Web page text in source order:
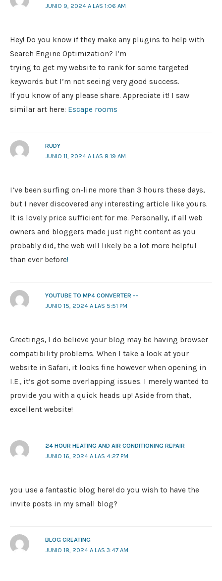
JUNIO 9, 2024 A LAS 1:06 AM
Hey! Do you know if they make any plugins to help with
Search Engine Optimization? I’m
trying to get my website to rank for some targeted
keywords but I’m not seeing very good success.
If you know of any please share. Appreciate it! I saw
similar art here: Escape rooms
RUDY
JUNIO 11, 2024 A LAS 8:19 AM
I’ve been surfing on-line more than 3 hours these days,
but I never discovered any interesting article like yours.
It is lovely price sufficient for me. Personally, if all web
owners and bloggers made just right content as you
probably did, the web will likely be a lot more helpful
than ever before!
YOUTUBE TO MP4 CONVERTER --
JUNIO 15, 2024 A LAS 5:51 PM
Greetings, I do believe your blog may be having browser
compatibility problems. When I take a look at your
website in Safari, it looks fine however when opening in
I.E., it’s got some overlapping issues. I merely wanted to
provide you with a quick heads up! Aside from that,
excellent website!
24 HOUR HEATING AND AIR CONDITIONING REPAIR
JUNIO 16, 2024 A LAS 4:27 PM
you use a fantastic blog here! do you wish to have the
invite posts in my small blog?
BLOG CREATING
JUNIO 18, 2024 A LAS 3:47 AM